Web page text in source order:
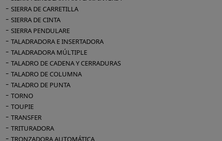
SIERRA DE CARRETILLA
SIERRA DE CINTA
SIERRA PENDULARE
TALADRADORA E INSERTADORA
TALADRADORA MÚLTIPLE
TALADRO DE CADENA Y CERRADURAS
TALADRO DE COLUMNA
TALADRO DE PUNTA
TORNO
TOUPIE
TRANSFER
TRITURADORA
TRONZADORA AUTOMÁTICA